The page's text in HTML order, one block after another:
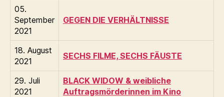
05.
September
2021
GEGEN DIE VERHÄLTNISSE
18. August
2021
SECHS FILME, SECHS FÄUSTE
29. Juli
2021
BLACK WIDOW & weibliche
Auftragsmörderinnen im Kino